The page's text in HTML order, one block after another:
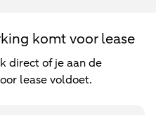
komt voor lease
direct of je aan de
lease voldoet.